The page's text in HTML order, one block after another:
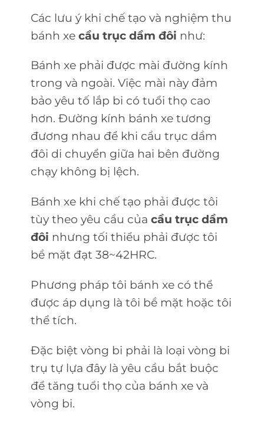
Các lưu ý khi chế tạo và nghiệm thu
bánh xe cầu trục dầm đôi như:
Bánh xe phải được mài đường kính
trong và ngoài. Việc mài này đảm
bảo yêu tố lắp bi có tuổi thọ cao
hơn. Đường kính bánh xe tương
đương nhau để khi cầu trục dầm
đôi di chuyển giữa hai bên đường
chạy không bị lệch.
Bánh xe khi chế tạo phải được tôi
tùy theo yêu cầu của cầu trục dầm
đôi nhưng tối thiểu phải được tôi
bề mặt đạt 38~42HRC.
Phương pháp tôi bánh xe có thể
được áp dụng là tôi bề mặt hoặc tôi
thể tích.
Đặc biệt vòng bi phải là loại vòng bi
trụ tự lựa đây là yêu cầu bắt buộc
để tăng tuổi thọ của bánh xe và
vòng bi.